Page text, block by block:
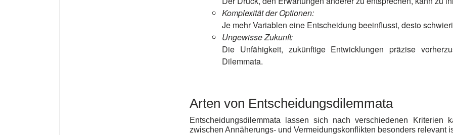
Komplexität der Optionen:
Je mehr Variablen eine Entscheidung beeinflusst, desto
Ungewisse Zukunft:
Die Unfähigkeit, zukünftige Entwicklungen präzise
Dilemmata.
Arten von Entscheidungsdilemmata
Entscheidungsdilemmata lassen sich nach verschiedenen Kriterien
zwischen Annäherungs- und Vermeidungskonflikten besonders relevant